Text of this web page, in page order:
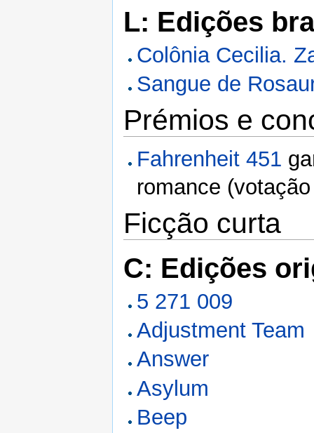
L: Edições
Colônia Cecilia.
Sangue de
Prémios e
Fahrenheit 451
romance
Ficção curta
C: Edições
5 271 009
Adjustment Team
Answer
Asylum
Beep